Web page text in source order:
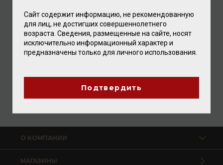
Pear-williams from South Tyrol 40% 0,5л
О КОМПАНИИ
МАГАЗИНЫ
Сайт содержит информацию, не рекомендованную
для лиц, не достигших совершеннолетнего
возраста. Сведения, размещенные на сайте, носят
исключительно информационный характер и
предназначены только для личного использования.
Подтвердить